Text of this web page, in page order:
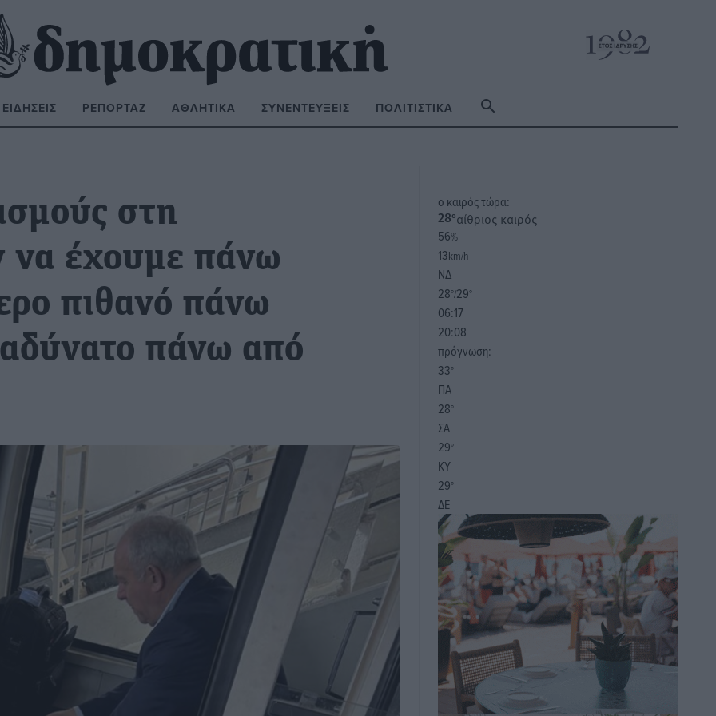
ΕΙΔΉΣΕΙΣ ΡΕΠΟΡΤΆΖ ΑΘΛΗΤΙΚΆ ΣΥΝΕΝΤΕΎΞΕΙΣ ΠΟΛΙΤΙΣΤΙΚΆ
στη
να έχουμε πάνω
πιθανό πάνω
πάνω από
o καιρός τώρα:
28°αίθριος καιρός
56%
13km/h
ΝΔ
28°/29°
06:17
20:08
πρόγνωση:
33°
ΠΑ
28°
ΣΑ
29°
ΚΥ
29°
ΔΕ